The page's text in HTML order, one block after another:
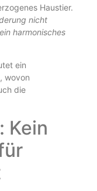
Haustier.
nicht
harmonisches
ein
wovon
die
Kein